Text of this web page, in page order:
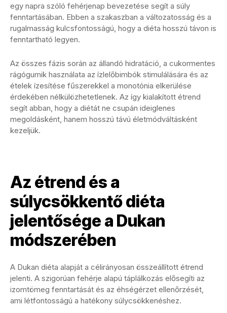
egy napra szóló fehérjenap bevezetése segít a súly
fenntartásában. Ebben a szakaszban a változatosság és a
rugalmasság kulcsfontosságú, hogy a diéta hosszú távon is
fenntartható legyen.
Az összes fázis során az állandó hidratáció, a cukormentes
rágógumik használata az ízlelőbimbók stimulálására és az
ételek ízesítése fűszerekkel a monotónia elkerülése
érdekében nélkülözhetetlenek. Az így kialakított étrend
segít abban, hogy a diétát ne csupán ideiglenes
megoldásként, hanem hosszú távú életmódváltásként
kezeljük.
Az étrend és a
súlycsökkentő diéta
jelentősége a Dukan
módszerében
A Dukan diéta alapját a célirányosan összeállított étrend
jelenti. A szigorúan fehérje alapú táplálkozás elősegíti az
izomtömeg fenntartását és az éhségérzet ellenőrzését,
ami létfontosságú a hatékony súlycsökkenéshez.